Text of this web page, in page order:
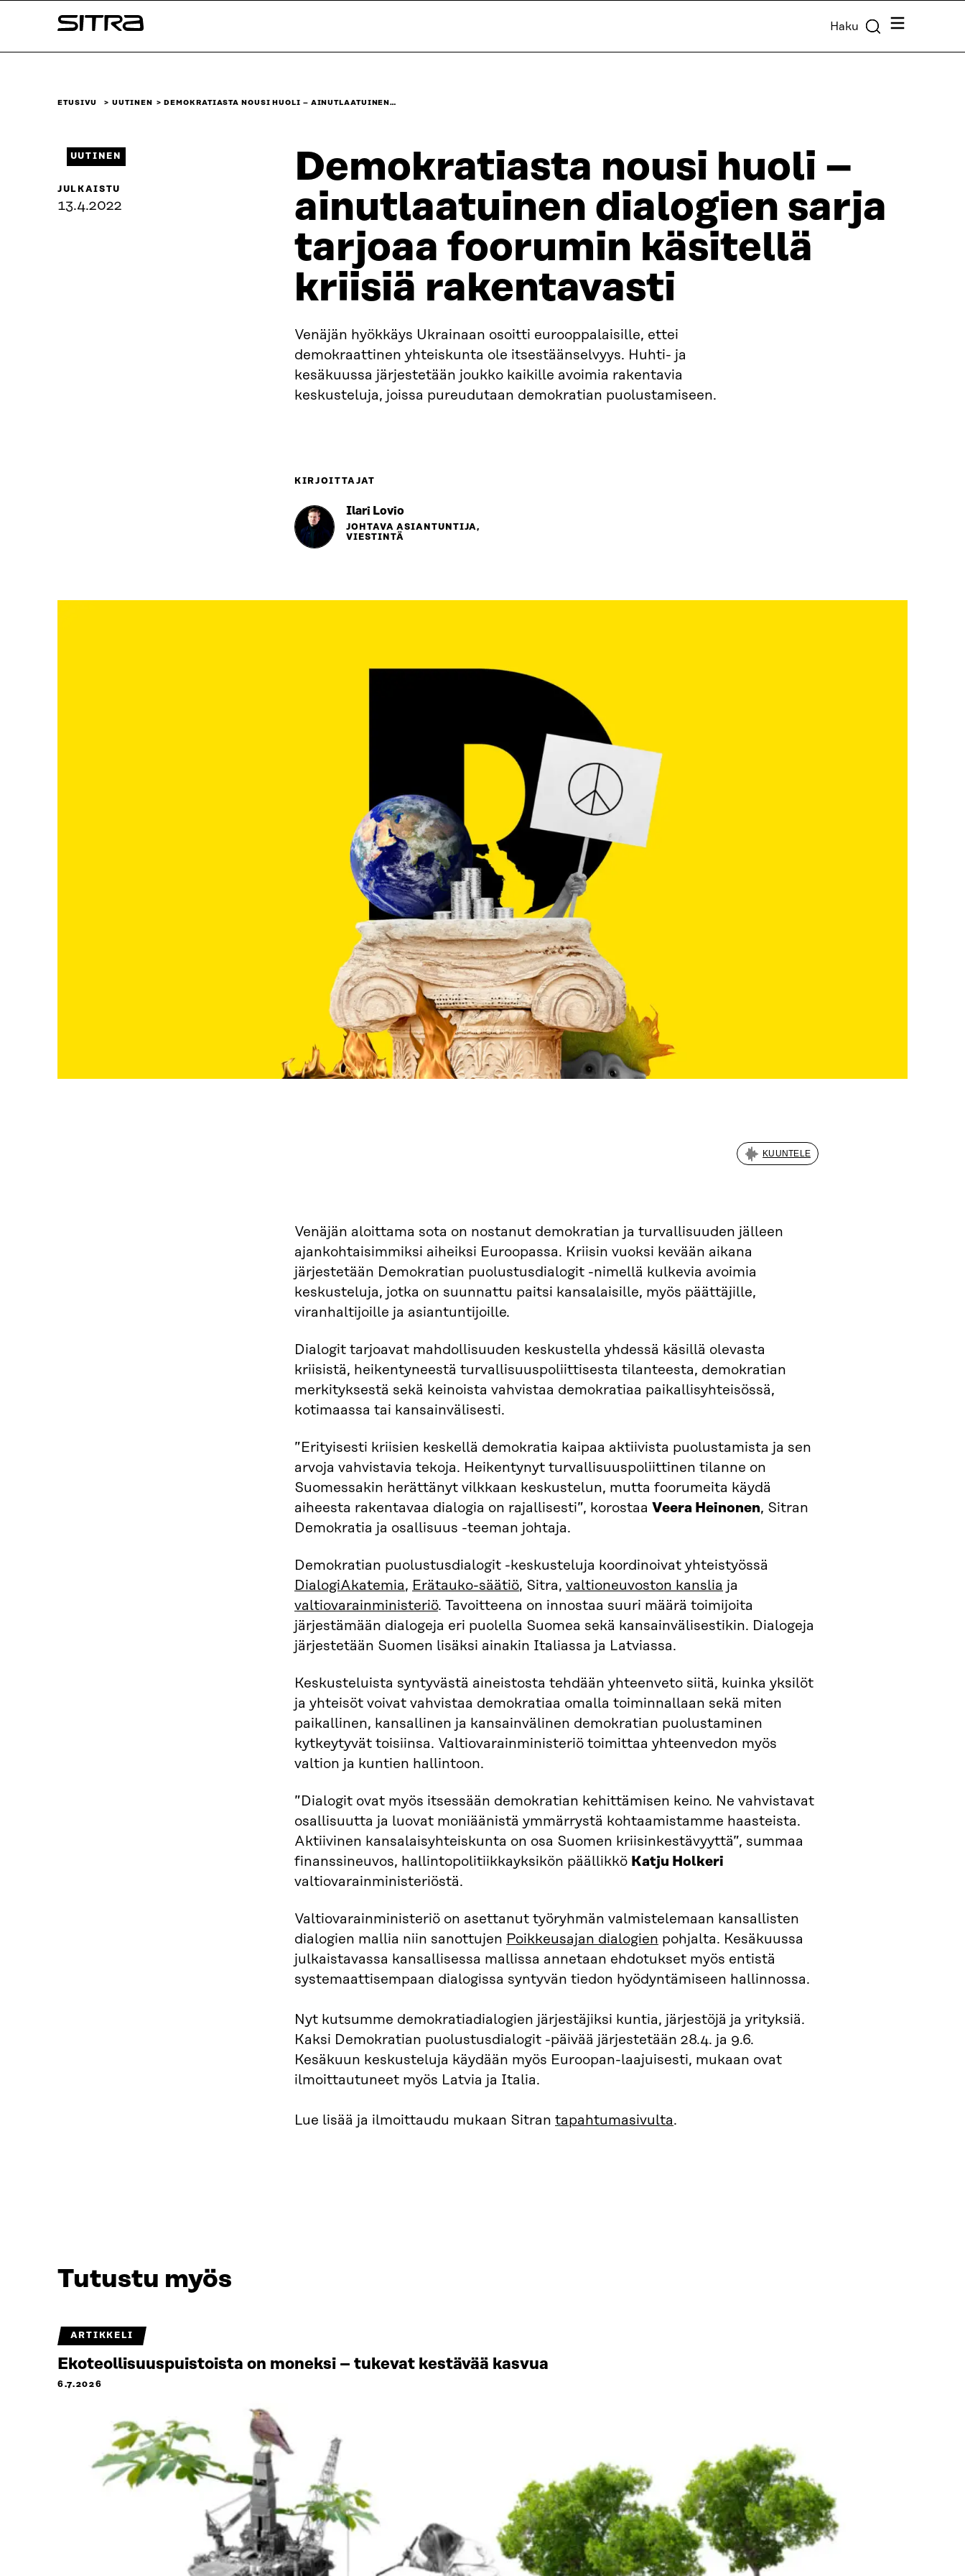
sisältöön
Sitra Haku Valikko
ETUSIVU UUTINEN DEMOKRATIASTA NOUSI HUOLI – AINUTLAATUINEN…
Demokratiasta nousi huoli –
ainutlaatuinen dialogien sarja
tarjoaa foorumin käsitellä
kriisiä rakentavasti
Venäjän hyökkäys Ukrainaan osoitti eurooppalaisille, ettei
demokraattinen yhteiskunta ole itsestäänselvyys. Huhti- ja
kesäkuussa järjestetään joukko kaikille avoimia rakentavia
keskusteluja, joissa pureudutaan demokratian puolustamiseen.
UUTINEN
JULKAISTU
13.4.2022
KIRJOITTAJAT
Ilari Lovio
JOHTAVA ASIANTUNTIJA,
VIESTINTÄ
KUUNTELE
Venäjän aloittama sota on nostanut demokratian ja turvallisuuden jälleen
ajankohtaisimmiksi aiheiksi Euroopassa. Kriisin vuoksi kevään aikana
järjestetään Demokratian puolustusdialogit -nimellä kulkevia avoimia
keskusteluja, jotka on suunnattu paitsi kansalaisille, myös päättäjille,
viranhaltijoille ja asiantuntijoille.
Dialogit tarjoavat mahdollisuuden keskustella yhdessä käsillä olevasta
kriisistä, heikentyneestä turvallisuuspoliittisesta tilanteesta, demokratian
merkityksestä sekä keinoista vahvistaa demokratiaa paikallisyhteisössä,
kotimaassa tai kansainvälisesti.
”Erityisesti kriisien keskellä demokratia kaipaa aktiivista puolustamista ja sen
arvoja vahvistavia tekoja. Heikentynyt turvallisuuspoliittinen tilanne on
Suomessakin herättänyt vilkkaan keskustelun, mutta foorumeita käydä
aiheesta rakentavaa dialogia on rajallisesti”, korostaa Veera Heinonen, Sitran
Demokratia ja osallisuus -teeman johtaja.
Demokratian puolustusdialogit -keskusteluja koordinoivat yhteistyössä
DialogiAkatemia, Erätauko-säätiö, Sitra, valtioneuvoston kanslia ja
valtiovarainministeriö. Tavoitteena on innostaa suuri määrä toimijoita
järjestämään dialogeja eri puolella Suomea sekä kansainvälisestikin. Dialogeja
järjestetään Suomen lisäksi ainakin Italiassa ja Latviassa.
Keskusteluista syntyvästä aineistosta tehdään yhteenveto siitä, kuinka yksilöt
ja yhteisöt voivat vahvistaa demokratiaa omalla toiminnallaan sekä miten
paikallinen, kansallinen ja kansainvälinen demokratian puolustaminen
kytkeytyvät toisiinsa. Valtiovarainministeriö toimittaa yhteenvedon myös
valtion ja kuntien hallintoon.
”Dialogit ovat myös itsessään demokratian kehittämisen keino. Ne vahvistavat
osallisuutta ja luovat moniäänistä ymmärrystä kohtaamistamme haasteista.
Aktiivinen kansalaisyhteiskunta on osa Suomen kriisinkestävyyttä”, summaa
finanssineuvos, hallintopolitiikkayksikön päällikkö Katju Holkeri
valtiovarainministeriöstä.
Valtiovarainministeriö on asettanut työryhmän valmistelemaan kansallisten
dialogien mallia niin sanottujen Poikkeusajan dialogien pohjalta. Kesäkuussa
julkaistavassa kansallisessa mallissa annetaan ehdotukset myös entistä
systemaattisempaan dialogissa syntyvän tiedon hyödyntämiseen hallinnossa.
Nyt kutsumme demokratiadialogien järjestäjiksi kuntia, järjestöjä ja yrityksiä.
Kaksi Demokratian puolustusdialogit -päivää järjestetään 28.4. ja 9.6.
Kesäkuun keskusteluja käydään myös Euroopan-laajuisesti, mukaan ovat
ilmoittautuneet myös Latvia ja Italia.
Lue lisää ja ilmoittaudu mukaan Sitran tapahtumasivulta.
Tutustu myös
ARTIKKELI
Ekoteollisuuspuistoista on moneksi – tukevat kestävää kasvua
6.7.2026